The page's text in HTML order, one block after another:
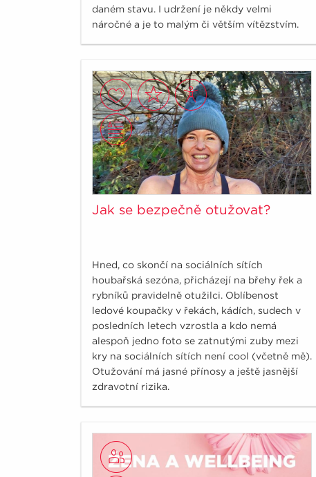
daném stavu. I udržení je někdy velmi
náročné a je to malým či větším vítězstvím.
Jak se bezpečně otužovat?
Hned, co skončí na sociálních sítích
houbařská sezóna, přicházejí na břehy řek a
rybníků pravidelně otužilci. Oblíbenost
ledové koupačky v řekách, kádích, sudech v
posledních letech vzrostla a kdo nemá
alespoň jedno foto se zatnutými zuby mezi
kry na sociálních sítích není cool (včetně mě).
Otužování má jasné přínosy a ještě jasnější
zdravotní rizika.